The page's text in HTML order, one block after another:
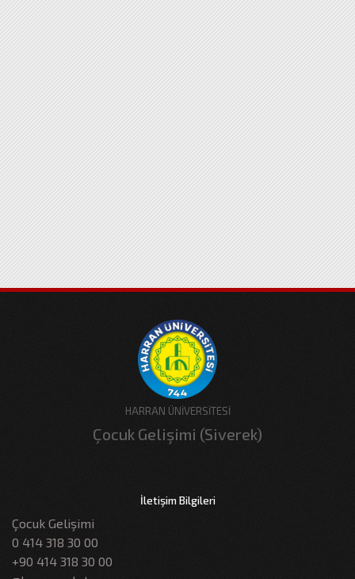
HARRAN ÜNİVERSİTESİ
Çocuk Gelişimi (Siverek)
İletişim Bilgileri
Çocuk Gelişimi
0 414 318 30 00
+90 414 318 30 00